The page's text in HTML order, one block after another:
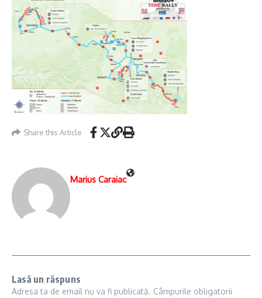
Share this Article
Marius Caraiac
Lasă un răspuns
Adresa ta de email nu va fi publicată. Câmpurile obligatorii